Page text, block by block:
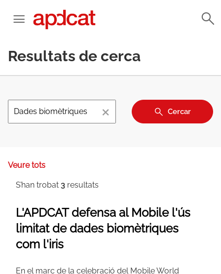
Resultats de cerca
× Cercar
Veure tots
S’han trobat 3 resultats
L'APDCAT defensa al Mobile l'ús
limitat de dades biomètriques
com l'iris
En el marc de la celebració del Mobile World